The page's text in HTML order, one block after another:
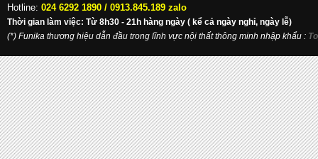
Hotline: 024 6292 1890 / 0913.845.189 zalo
Thời gian làm việc: Từ 8h30 - 21h hàng ngày ( kể cả ngày nghỉ, ngày lễ)
(*) Funika thương hiệu dẫn đầu trong lĩnh vực nội thất thông minh nhập khẩu :